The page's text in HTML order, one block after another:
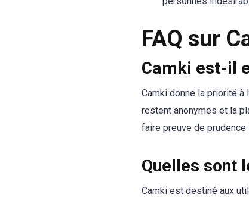
FAQ sur
Camki est-il
Camki donne la priorité
restent anonymes et la
faire preuve de
Quelles sont
Camki est destiné aux